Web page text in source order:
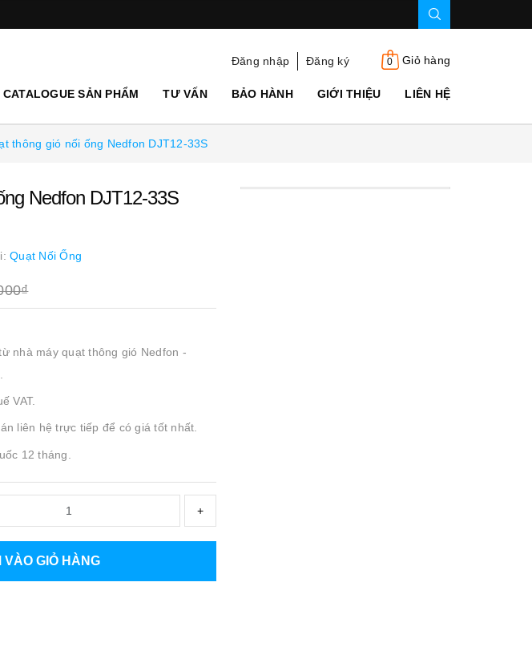
Đăng nhập Đăng ký 0 Giỏ hàng
CATALOGUE SẢN PHẨM TƯ VẤN BẢO HÀNH GIỚI THIỆU LIÊN HỆ
thông gió nối ống Nedfon DJT12-33S
Nedfon DJT12-33S
Quạt Nối Ống
nhà máy quạt thông gió Nedfon -
VAT.
liên hệ trực tiếp để có giá tốt nhất.
12 tháng.
+
VÀO GIỎ HÀNG